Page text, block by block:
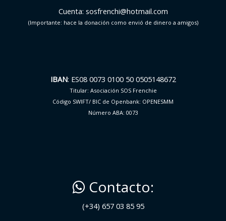
Cuenta: sosfrenchi@hotmail.com
(Importante: hace la donación como envió de dinero a amigos)
IBAN: ES08 0073 0100 50 0505148672
Titular: Asociación SOS Frenchie
Código SWIFT/ BIC de Openbank: OPENESMM
Número ABA: 0073
Contacto:
(+34) 657 03 85 95